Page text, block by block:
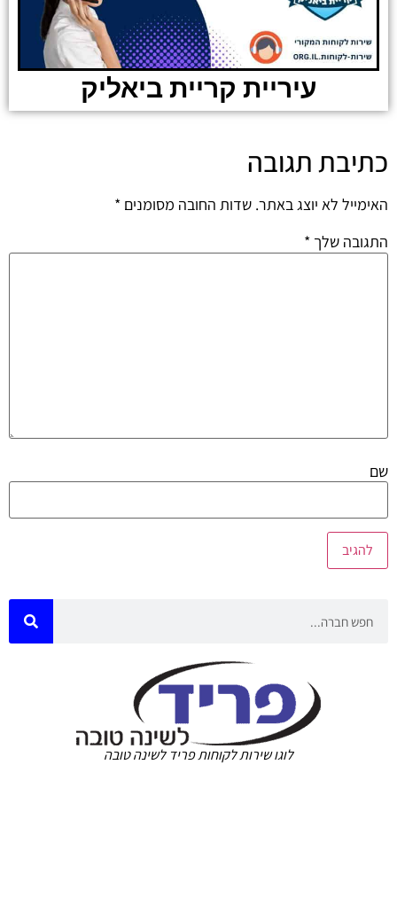
עיריית קריית ביאליק
כתיבת תגובה
האימייל לא יוצג באתר. שדות החובה מסומנים *
התגובה שלך *
שם
לוגו שירות לקוחות פריד לשינה טובה